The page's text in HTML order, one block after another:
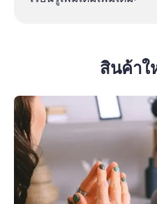
สินค้าใ